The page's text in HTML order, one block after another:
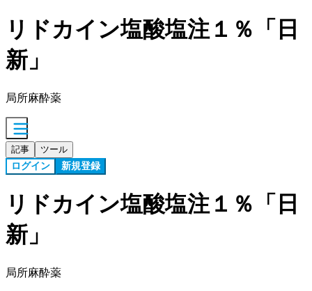
リドカイン塩酸塩注１％「日
新」
局所麻酔薬
記事 ツール
ログイン 新規登録
リドカイン塩酸塩注１％「日
新」
局所麻酔薬